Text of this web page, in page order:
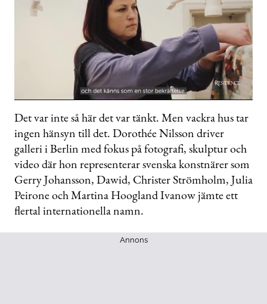
0
seconds
of
1
minute,
22
seconds
Det var inte så här det var tänkt. Men vackra hus tar
ingen hänsyn till det. Dorothée Nilsson driver
galleri i Berlin med fokus på fotografi, skulptur och
video där hon representerar svenska konstnärer som
Gerry Johansson, Dawid, Christer Strömholm, Julia
Peirone och Martina Hoogland Ivanow jämte ett
flertal internationella namn.
Annons